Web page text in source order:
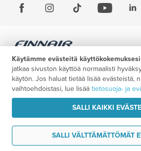
Käytämme evästeitä
jatkaa sivuston käyttöä normaalisti
käytön. Jos haluat tietää lisää evästeistä,
vaihtoehdoistasi, lue lisää tietosuoja- ja
SALLI KAIKKI
SALLI VÄLTTÄMÄTTÖMÄT